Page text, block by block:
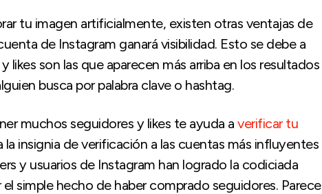
tu imagen artificialmente, existen otras ventajas de
de Instagram ganará visibilidad. Esto se debe a
likes son las que aparecen más arriba en los resultados
busca por palabra clave o hashtag.
muchos seguidores y likes te ayuda a verificar tu
la insignia de verificación a las cuentas más influyentes
y usuarios de Instagram han logrado la codiciada
simple hecho de haber comprado seguidores. Parece